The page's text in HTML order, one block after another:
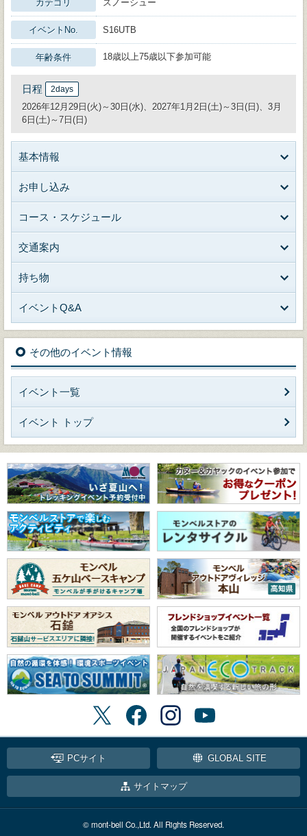
カテゴリ スノーシュー
イベントNo. S16UTB
年齢条件 18歳以上75歳以下参加可能
日程 2days
2026年12月29日(火)～30日(水)、2027年1月2日(土)～3日(日)、3月
6日(土)～7日(日)
基本情報
お申し込み
コース・スケジュール
交通案内
持ち物
イベントQ&A
その他のイベント情報
イベント一覧
イベント トップ
PCサイト GLOBAL SITE
サイトマップ
© mont-bell Co.,Ltd. All Rights Reserved.